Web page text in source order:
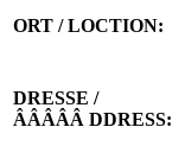
ORT / LOCTION:
DRESSE /
ÂÂÂÂÂ DDRESS: